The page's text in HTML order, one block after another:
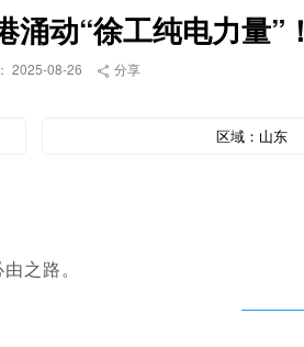
动“徐工纯电力量”！
2025-08-26  分享
区域： 山东
之路。